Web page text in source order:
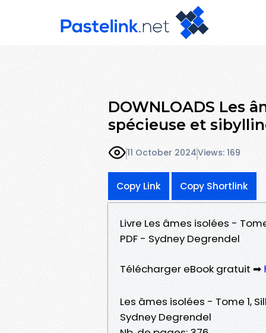
DOWNLOADS Les
spécieuse et
11 October 2024Views: 169
Copy Link Copy Shortlink
Livre Les âmes isolées -
PDF - Sydney Degrendel
Télécharger eBook gratuit ➡
Les âmes isolées - Tome 1,
Sydney Degrendel